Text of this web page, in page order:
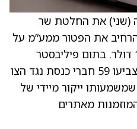
(שני) את החלטת שר
את הפטור ממע”מ על
יבוא אישי מ-75 דולר ל-150 דולר. בתום פיליבסטר
ממושך ויום סוער במשכן, הצביעו 59 חברי כנסת נגד הצו
שמשמעותו ייקור מיידי של
המוזמנות מאתרים